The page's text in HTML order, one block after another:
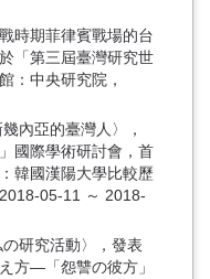
時期菲律賓戰場的台
「第三屆臺灣研究世
：中央研究院，
內亞的臺灣人〉，
國際學術研討會，首
韓國漢陽大學比較歷
05-11 ～ 2018-
研究活動〉，發表
方—「怨讐の彼方」